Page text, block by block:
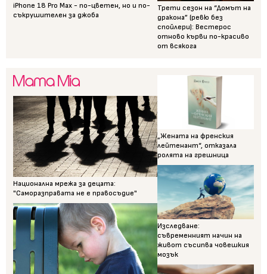
iPhone 18 Pro Max - по-цветен, но и по-
съкрушителен за джоба
Трети сезон на “Домът на
дракона” (ревю без
спойлери): Вестерос
отново кърви по-красиво
от всякога
Национална мрежа за децата:
"Саморазправата не е правосъдие"
„Жената на френския
лейтенант“, отказала
ролята на грешница
Изследване:
съвременният начин на
живот съсипва човешкия
мозък